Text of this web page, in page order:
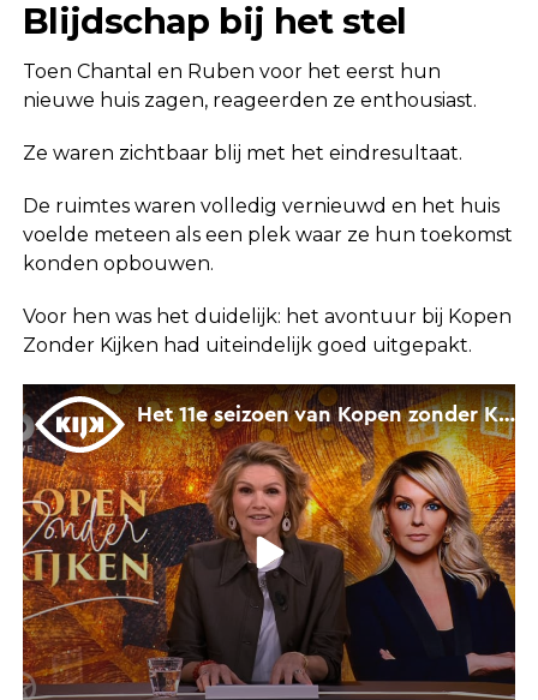
Blijdschap bij het stel
Toen Chantal en Ruben voor het eerst hun
nieuwe huis zagen, reageerden ze enthousiast.
Ze waren zichtbaar blij met het eindresultaat.
De ruimtes waren volledig vernieuwd en het huis
voelde meteen als een plek waar ze hun toekomst
konden opbouwen.
Voor hen was het duidelijk: het avontuur bij Kopen
Zonder Kijken had uiteindelijk goed uitgepakt.